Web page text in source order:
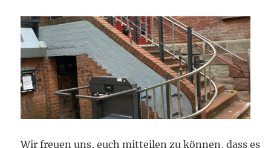
Wir freuen uns, euch mitteilen zu können, dass es